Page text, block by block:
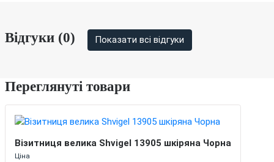
Відгуки (0) Показати всі відгуки
Переглянуті товари
Візитниця велика Shvigel 13905 шкіряна Чорна
Ціна